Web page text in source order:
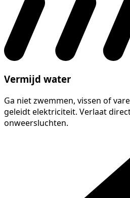
Vermijd water
Ga niet zwemmen, vissen of
geleidt elektriciteit. Verlaat
onweersluchten.